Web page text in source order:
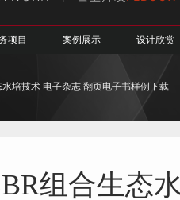
项目 案例展示 设计欣赏
培技术 电子杂志 翻页电子书样例下载
组合生态